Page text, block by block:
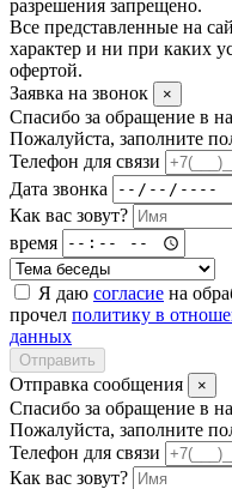
разрешения запрещено.
Все представленные на
характер и ни при каких
офертой.
Заявка на звонок
×
Спасибо за обращение в
Пожалуйста, заполните
Телефон для связи
Дата звонка
Как вас зовут?
время
Я даю согласие на
прочел политику в
данных
Отправить
Отправка сообщения ×
Спасибо за обращение в
Пожалуйста, заполните
Телефон для связи
Как вас зовут?